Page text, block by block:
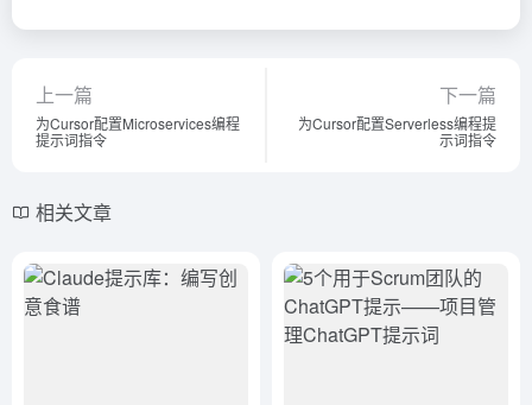
上一篇
为Cursor配置Microservices编程
提示词指令
下一篇
为Cursor配置Serverless编程提
示词指令
相关文章